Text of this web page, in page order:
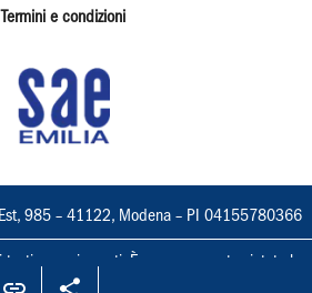
Termini e condizioni
Est, 985 – 41122, Modena – PI 04155780366
sono riservati. È espressamente vietata la
mezzo e l'adattamento totale o parziale.